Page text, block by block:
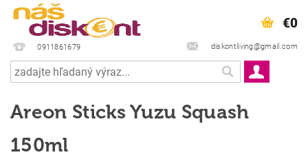
0911861679 diskontliving@gmail.com
€0
Areon Sticks Yuzu Squash
150ml